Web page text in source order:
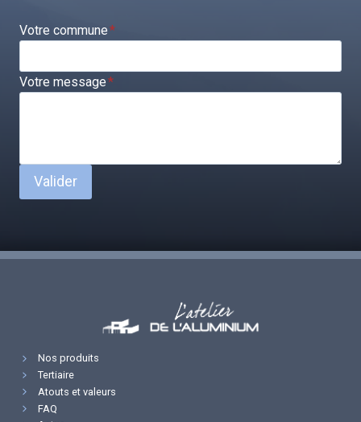
Votre commune*
Votre message*
Valider
Nos produits
Tertiaire
Atouts et valeurs
FAQ